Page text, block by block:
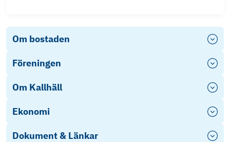
Om bostaden
Föreningen
Om Kallhäll
Ekonomi
Dokument & Länkar